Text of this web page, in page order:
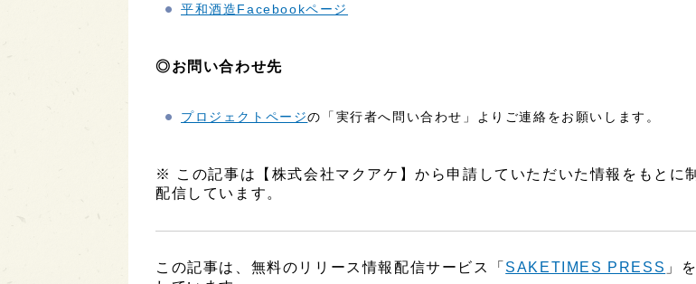
平和酒造Facebookページ
◎お問い合わせ先
プロジェクトページの「実行者へ問い合わせ」よりご連絡をお願いします。
※ この記事は【株式会社マクアケ】から申請していただいた情報をもとに
配信しています。
この記事は、無料のリリース情報配信サービス「 SAKETIMES PRESS 」